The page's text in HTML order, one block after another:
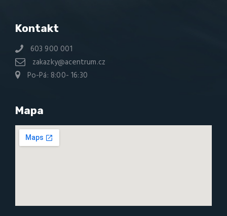
Kontakt
603 900 001
zakazky@acentrum.cz
Po-Pá: 8:00- 16:30
Mapa